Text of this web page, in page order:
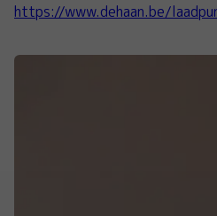
https://www.dehaan.be/